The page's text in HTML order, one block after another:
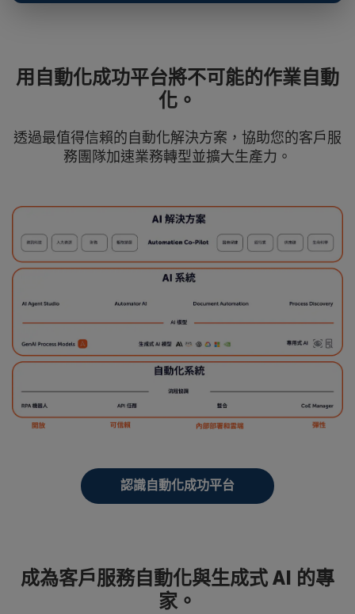
用自動化成功平台將不可能的作業自動
化。
透過最值得信賴的自動化解決方案，協助您的客戶服
務團隊加速業務轉型並擴大生產力。
認識自動化成功平台
成為客戶服務自動化與生成式 AI 的專
家。